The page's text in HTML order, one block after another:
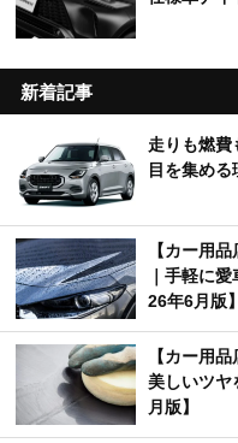
新着記事
走りも燃費
目を集める
【カー用
｜手軽に
26年6月版】
【カー用
美しいツヤ
月版】